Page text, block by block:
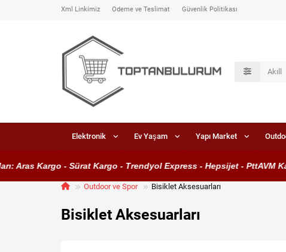
Xml Linkimiz Ödeme ve Teslimat Güvenlik Politikası
Elektronik Ev Yaşam Yapı Market
Kargo - Sürat Kargo - Trendyol Express - Hepsijet - PttAVM Kargo
Outdoor ve Spor Bisiklet Aksesuarları
Bisiklet Aksesuarları